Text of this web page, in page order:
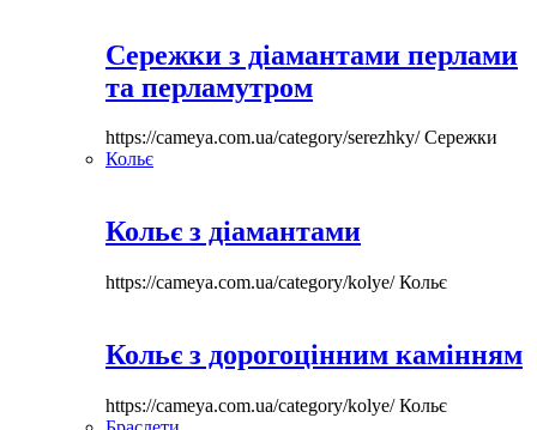
Сережки з діамантами перлами
та перламутром
https://cameya.com.ua/category/serezhky/Сережки
Кольє
Кольє з діамантами
https://cameya.com.ua/category/kolye/Кольє
Кольє з дорогоцінним камінням
https://cameya.com.ua/category/kolye/Кольє